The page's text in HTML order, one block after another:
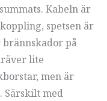
Kabeln är
spetsen är
på
lite
men är
Särskilt med